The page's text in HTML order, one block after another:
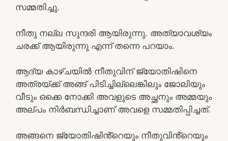
സമ്മതിച്ചു.
നീതു നല്ല സുന്ദരി ആയിരുന്നു. അത്യാവശ്യം
ചരക്ക് ആയിരുന്നു എന്ന് തന്നെ പറയാം.
ആദ്യ കാഴ്ചയിൽ നീതുവിന് ജ്യോതിഷിനെ
അത്രയ്ക്ക് അങ്ങ് പിടിച്ചില്ലെങ്കിലും ജോലിയും
വീടും ഒക്കെ നോക്കി അവളുടെ അച്ഛനും അമ്മയും
അല്പം നിർബന്ധിച്ചാണ് അവളെ സമ്മതിപ്പിച്ചത്.
അങ്ങനെ ജ്യോതിഷിൻ്റെയും നീതുവിൻ്റെയും